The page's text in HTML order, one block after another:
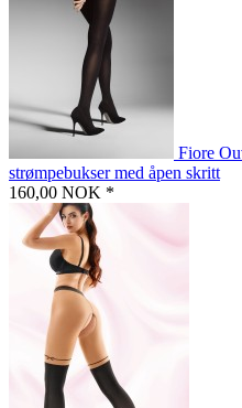
Fiore
strømpebukser med åpen skritt
160,00 NOK *